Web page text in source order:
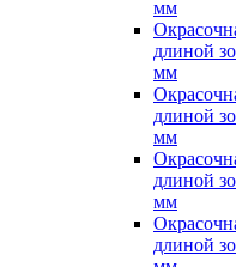
мм
длиной
мм
длиной
мм
длиной
мм
длиной